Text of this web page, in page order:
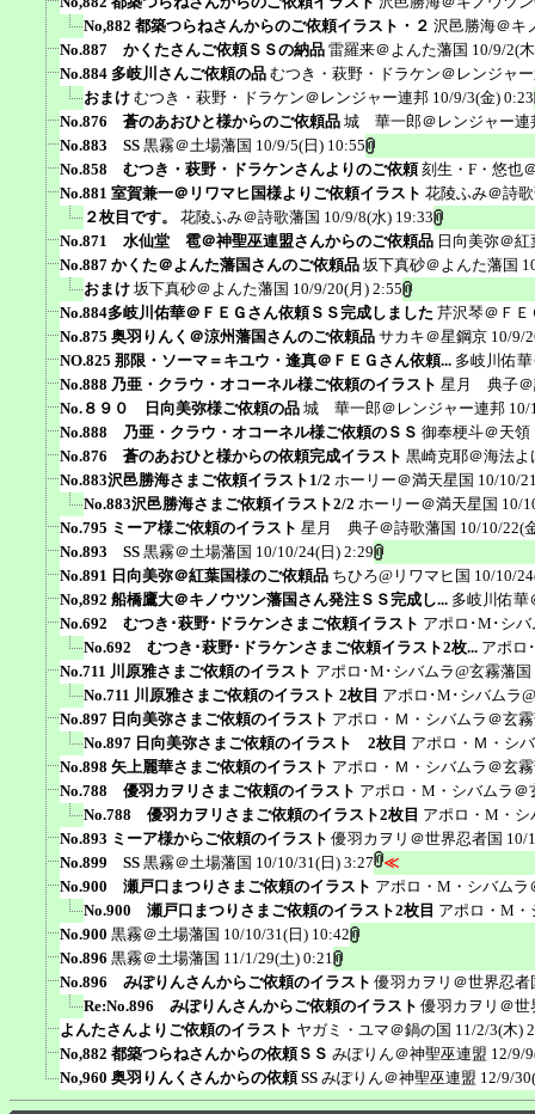
No,882 都築つらねさんからのご依頼イラスト・２ 沢邑勝海＠キ
No.887 かくたさんご依頼ＳＳの納品 雷羅来＠よんた藩国 10/9/2(
No.884 多岐川さんご依頼の品 むつき・萩野・ドラケン＠レンジャ
おまけ むつき・萩野・ドラケン＠レンジャー連邦 10/9/3(金) 0:23
No.876 蒼のあおひと様からのご依頼品 城 華一郎＠レンジャー連
No.883 SS 黒霧＠土場藩国 10/9/5(日) 10:55
No.858 むつき・萩野・ドラケンさんよりのご依頼 刻生・F・悠也
No.881 室賀兼一＠リワマヒ国様よりご依頼イラスト 花陵ふみ＠詩
２枚目です。
花陵ふみ＠詩歌藩国 10/9/8(水) 19:33
No.871 水仙堂 雹＠神聖巫連盟さんからのご依頼品 日向美弥＠紅
No.887 かくた＠よんた藩国さんのご依頼品 坂下真砂＠よんた藩国
おまけ 坂下真砂＠よんた藩国 10/9/20(月) 2:55
No.884多岐川佑華＠ＦＥＧさん依頼ＳＳ完成しました 芹沢琴＠ＦＥ
No.875 奥羽りんく＠涼州藩国さんのご依頼品 サカキ＠星鋼京 10/9/
NO.825 那限・ソーマ＝キユウ・逢真＠ＦＥＧさん依頼... 多岐川佑
No.888 乃亜・クラウ・オコーネル様ご依頼のイラスト 星月 典子＠
No.８９０ 日向美弥様ご依頼の品 城 華一郎＠レンジャー連邦 10/
No.888 乃亜・クラウ・オコーネル様ご依頼のＳＳ 御奉梗斗＠天領
No.876 蒼のあおひと様からの依頼完成イラスト 黒崎克耶＠海法よ
No.883沢邑勝海さまご依頼イラスト1/2 ホーリー＠満天星国 10/10/
No.883沢邑勝海さまご依頼イラスト2/2 ホーリー＠満天星国 10/
No.795 ミーア様ご依頼のイラスト 星月 典子＠詩歌藩国 10/10/22(
No.893 SS 黒霧＠土場藩国 10/10/24(日) 2:29
No.891 日向美弥＠紅葉国様のご依頼品 ちひろ@リワマヒ国 10/10/
No,892 船橋鷹大＠キノウツン藩国さん発注ＳＳ完成し... 多岐川佑華
No.692 むつき･萩野･ドラケンさまご依頼イラスト アポロ･M･シ
No.692 むつき･萩野･ドラケンさまご依頼イラスト2枚... アポロ
No.711 川原雅さまご依頼のイラスト アポロ･M･シバムラ@玄霧藩国
No.711 川原雅さまご依頼のイラスト 2枚目 アポロ･M･シバムラ
No.897 日向美弥さまご依頼のイラスト アポロ・Ｍ・シバムラ＠玄
No.897 日向美弥さまご依頼のイラスト 2枚目 アポロ・Ｍ・シ
No.898 矢上麗華さまご依頼のイラスト アポロ・Ｍ・シバムラ＠玄
No.788 優羽カヲリさまご依頼のイラスト アポロ・M・シバムラ＠
No.788 優羽カヲリさまご依頼のイラスト2枚目 アポロ・M・
No.893 ミーア様からご依頼のイラスト 優羽カヲリ＠世界忍者国 10/
No.899 SS 黒霧＠土場藩国 10/10/31(日) 3:27 ≪
No.900 瀬戸口まつりさまご依頼のイラスト アポロ・M・シバムラ
No.900 瀬戸口まつりさまご依頼のイラスト2枚目 アポロ・M・
No.900 黒霧＠土場藩国 10/10/31(日) 10:42
No.896 黒霧＠土場藩国 11/1/29(土) 0:21
No.896 みぽりんさんからご依頼のイラスト 優羽カヲリ＠世界忍者
Re:No.896 みぽりんさんからご依頼のイラスト 優羽カヲリ＠世
よんたさんよりご依頼のイラスト ヤガミ・ユマ＠鍋の国 11/2/3(木)
No,882 都築つらねさんからの依頼ＳＳ みぽりん＠神聖巫連盟 12/9/
No,960 奥羽りんくさんからの依頼 SS みぽりん＠神聖巫連盟 12/9/